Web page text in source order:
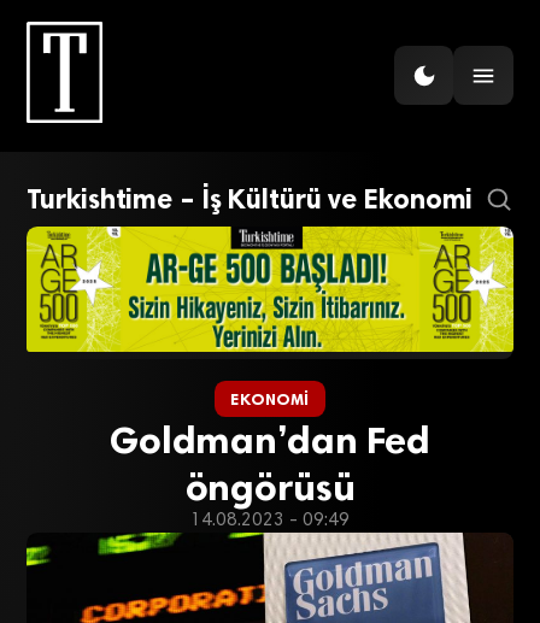
Turkishtime – İş Kültürü ve Ekonomi
EKONOMI
Goldman’dan Fed
öngörüsü
14.08.2023 - 09:49